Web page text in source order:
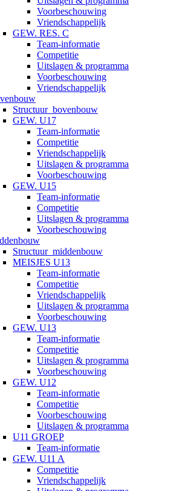
Voorbeschouwing
Vriendschappelijk
GEW. RES. C
Team-informatie
Competitie
Uitslagen & programma
Voorbeschouwing
Vriendschappelijk
Structuur_bovenbouw
GEW. U17
Team-informatie
Competitie
Vriendschappelijk
Uitslagen & programma
Voorbeschouwing
GEW. U15
Team-informatie
Competitie
Uitslagen & programma
Voorbeschouwing
Structuur_middenbouw
MEISJES U13
Team-informatie
Competitie
Vriendschappelijk
Uitslagen & programma
Voorbeschouwing
GEW. U13
Team-informatie
Competitie
Uitslagen & programma
Voorbeschouwing
GEW. U12
Team-informatie
Competitie
Voorbeschouwing
Uitslagen & programma
U11 GROEP
Team-informatie
GEW. U11 A
Competitie
Vriendschappelijk